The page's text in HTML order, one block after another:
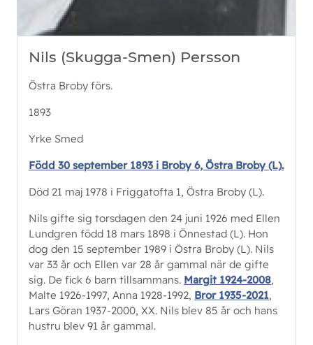
Nils (Skugga-Smen) Persson
Östra Broby förs.
1893
Yrke Smed
Född 30 september 1893 i Broby 6, Östra Broby (L).
Död 21 maj 1978 i Friggatofta 1, Östra Broby (L).
Nils gifte sig torsdagen den 24 juni 1926 med Ellen
Lundgren född 18 mars 1898 i Önnestad (L). Hon
dog den 15 september 1989 i Östra Broby (L). Nils
var 33 år och Ellen var 28 år gammal när de gifte
sig. De fick 6 barn tillsammans. Margit 1924-2008,
Malte 1926-1997, Anna 1928-1992, Bror 1935-2021,
Lars Göran 1937-2000, XX. Nils blev 85 år och hans
hustru blev 91 år gammal.